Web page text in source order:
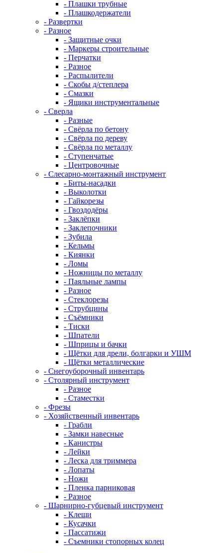
- Плашки трубные
- Плашкодержатели
- Развертки
- Разное
- Защитные очки
- Маркеры строительные
- Перчатки
- Разное
- Распылители
- Скобы д/степлера
- Смазки
- Ящики инструментальные
- Сверла
- Разные
- Свёрла по бетону
- Свёрла по дереву
- Свёрла по металлу
- Ступенчатые
- Центровочные
- Слесарно-монтажный инструмент
- Биты-насадки
- Выколотки
- Гайкорезы
- Гвоздодёры
- Заклёпки
- Заклепочники
- Зубила
- Кельмы
- Киянки
- Ломы
- Ножницы по металлу
- Паяльные лампы
- Разное
- Стеклорезы
- Струбцины
- Съёмники
- Тиски
- Шпатели
- Шприцы и бачки
- Щётки для дрели, болгарки и УШМ
- Щётки металлические
- Снегоуборочный инвентарь
- Столярный инструмент
- Разное
- Стаместки
- Фрезы
- Хозяйственный инвентарь
- Грабли
- Замки навесные
- Канистры
- Лейки
- Леска для триммера
- Лопаты
- Ножи
- Пленка парниковая
- Разное
- Шарнирно-губцевый инструмент
- Клещи
- Кусачки
- Пассатижи
- Съемники стопорных колец